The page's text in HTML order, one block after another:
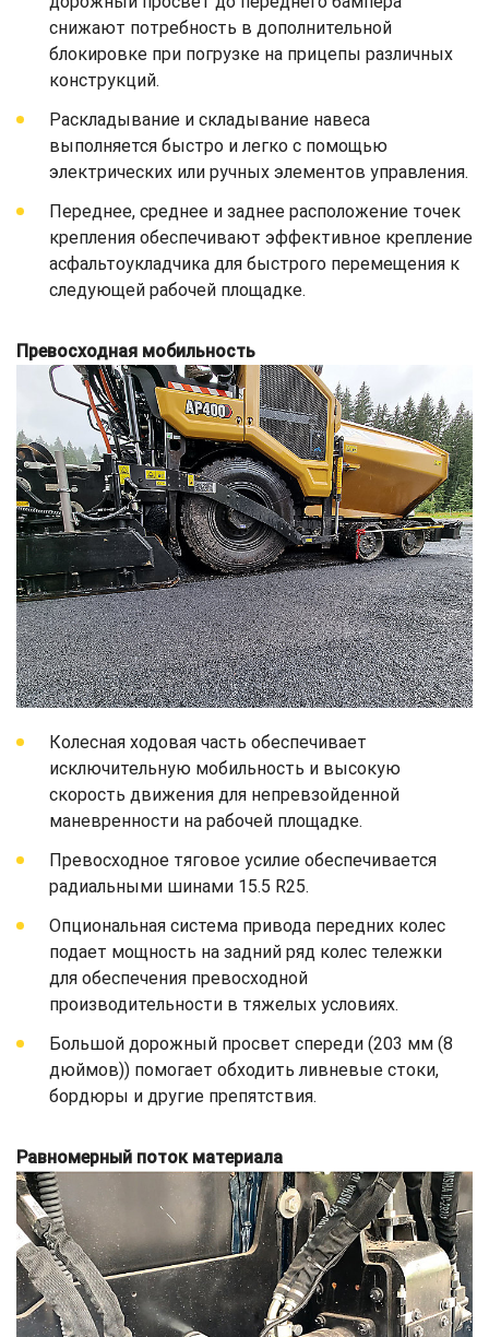
снижают потребность в дополнительной
блокировке при погрузке на прицепы различных
конструкций.
Раскладывание и складывание навеса
выполняется быстро и легко с помощью
электрических или ручных элементов управления.
Переднее, среднее и заднее расположение точек
крепления обеспечивают эффективное крепление
асфальтоукладчика для быстрого перемещения к
следующей рабочей площадке.
Превосходная мобильность
Колесная ходовая часть обеспечивает
исключительную мобильность и высокую
скорость движения для непревзойденной
маневренности на рабочей площадке.
Превосходное тяговое усилие обеспечивается
радиальными шинами 15.5 R25.
Опциональная система привода передних колес
подает мощность на задний ряд колес тележки
для обеспечения превосходной
производительности в тяжелых условиях.
Большой дорожный просвет спереди (203 мм (8
дюймов)) помогает обходить ливневые стоки,
бордюры и другие препятствия.
Равномерный поток материала